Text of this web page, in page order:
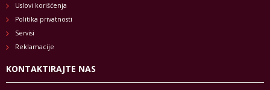
Uslovi korišćenja
Politika privatnosti
Servisi
Reklamacije
KONTAKTIRAJTE NAS